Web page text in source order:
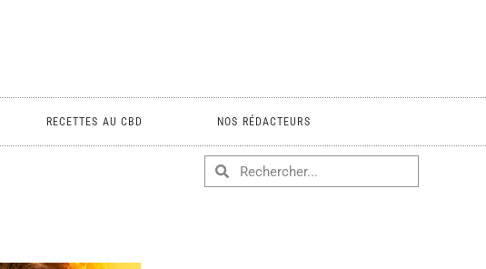
RECETTES AU CBD NOS RÉDACTEURS